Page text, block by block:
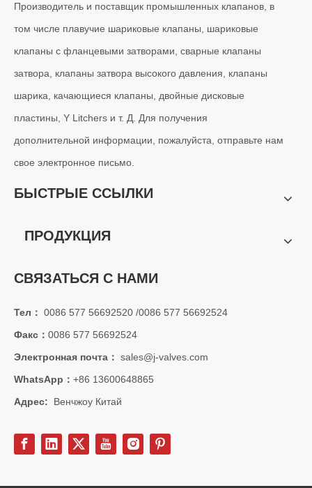
2026-06-12
J-VALVES поставляет 36-дюймовые 300-фунтовые дисковые
J-VALVES Тройной эксцентриковый фланцевый дисковый затвор: надежное закрытие и длительный срок службы для критически важных промышленных применений
В современных промышленных трубопроводных системах
Производитель и поставщик промышленных клапанов, в
том числе плавучие шариковые клапаны, шариковые
клапаны с фланцевыми затворами, сварные клапаны
затвора, клапаны затвора высокого давления, клапаны
шарика, качающиеся клапаны, двойные дисковые
пластины, Y Litchers и т. Д. Для получения
дополнительной информации, пожалуйста, отправьте нам
свое электронное письмо.
БЫСТРЫЕ ССЫЛКИ
ПРОДУКЦИЯ
СВЯЗАТЬСЯ С НАМИ
Тел： 0086 577 56692520 /0086 577 56692524
Факс： 0086 577 56692524
Электронная почта： sales@j-valves.com
WhatsApp： +86 13600648865
Адрес: Венчжоу Китай